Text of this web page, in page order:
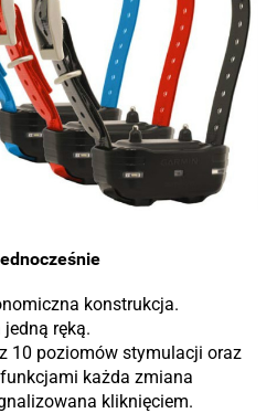
konstrukcja.
ręką.
10 poziomów stymulacji oraz
każda zmiana
kliknięciem.